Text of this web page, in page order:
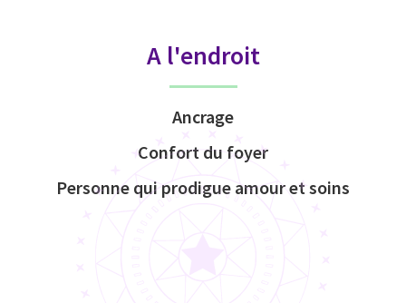
A l'endroit
Ancrage
Confort du foyer
Personne qui prodigue amour et soins